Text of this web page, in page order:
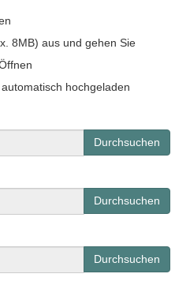
8MB) aus und gehen Sie
hochgeladen
Durchsuchen
Durchsuchen
Durchsuchen